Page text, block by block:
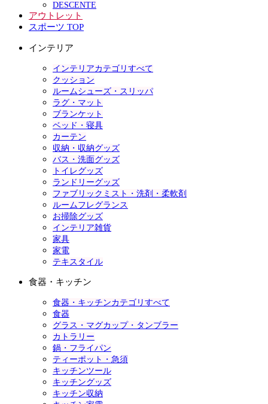
DESCENTE
アウトレット
スポーツ TOP
インテリア
インテリアカテゴリすべて
クッション
ルームシューズ・スリッパ
ラグ・マット
ブランケット
ベッド・寝具
カーテン
収納・収納グッズ
バス・洗面グッズ
トイレグッズ
ランドリーグッズ
ファブリックミスト・洗剤・柔軟剤
ルームフレグランス
お掃除グッズ
インテリア雑貨
家具
家電
テキスタイル
食器・キッチン
食器・キッチンカテゴリすべて
食器
グラス・マグカップ・タンブラー
カトラリー
鍋・フライパン
ティーポット・急須
キッチンツール
キッチングッズ
キッチン収納